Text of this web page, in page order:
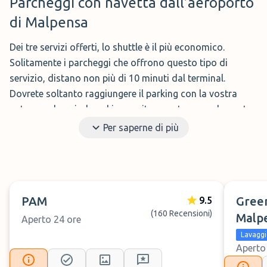
di Malpensa
Dei tre servizi offerti, lo shuttle è il più economico.
Solitamente i parcheggi che offrono questo tipo di
servizio, distano non più di 10 minuti dal terminal.
Dovrete soltanto raggiungere il parking con la vostra
auto, parcheggiarla, ed in seguito verrete comodamente
accompagnati al vostro terminal di partenza. Al ritorno
ritirare la vostra auto e proseguire per il rientro.
Ci teniamo a dirvi che questo servizio è il migliore se
dovete parcheggiare la vostra auto per molto tempo, è la
soluzione più low-cost che possiate trovare all’aeroporto
Per saperne di più
PAM
Aperto 24 ore
9.5
(160 Recensioni)